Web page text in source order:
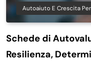
Autoaiuto E Crescita
Schede di
Resilienza,